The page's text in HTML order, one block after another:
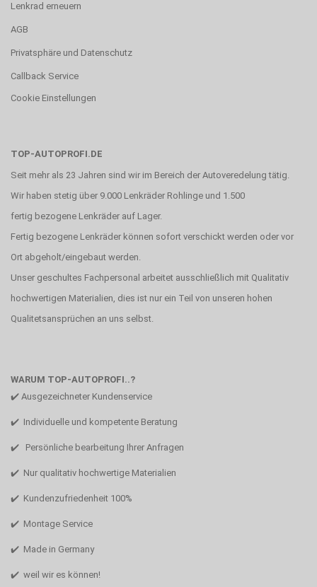
Lenkrad erneuern
AGB
Privatsphäre und Datenschutz
Callback Service
Cookie Einstellungen
TOP-AUTOPROFI.DE
Seit mehr als 23 Jahren sind wir im Bereich der Autoveredelung tätig.
Wir haben stetig über 9.000 Lenkräder Rohlinge und 1.500
fertig bezogene Lenkräder auf Lager.
Fertig bezogene Lenkräder können sofort verschickt werden oder vor
Ort abgeholt/eingebaut werden.
Unser geschultes Fachpersonal arbeitet ausschließlich mit Qualitativ
hochwertigen Materialien, dies ist nur ein Teil von unseren hohen
Qualitetsansprüchen an uns selbst.
WARUM TOP-AUTOPROFI..?
✔️ Ausgezeichneter Kundenservice
✔️ Individuelle und kompetente Beratung
✔️ Persönliche bearbeitung Ihrer Anfragen
✔️ Nur qualitativ hochwertige Materialien
✔️ Kundenzufriedenheit 100%
✔️ Montage Service
✔️ Made in Germany
✔️ weil wir es können!